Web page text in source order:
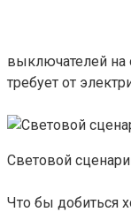
выключателей на
требует от
Световой
Что бы добиться